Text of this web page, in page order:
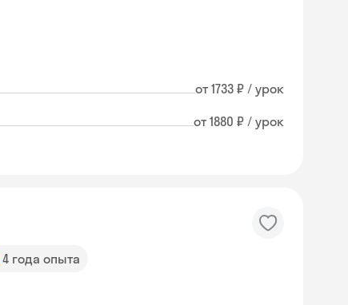
от 1733 ₽ / урок
от 1880 ₽ / урок
4 года опыта